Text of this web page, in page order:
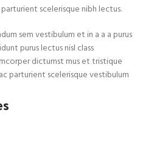
scelerisque nibh lectus.
sem vestibulum et in a a a purus
purus lectus nisl class
dictumst mus et tristique
parturient scelerisque vestibulum